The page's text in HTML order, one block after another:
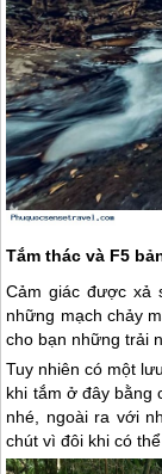
Tắm thác và F5
Cảm giác được xả
những mạch chảy
cho bạn những trải
Tuy nhiên có một
khi tắm ở đây bằng
nhé, ngoài ra với
chút vì đôi khi có